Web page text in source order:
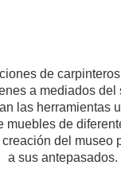
de
a mediados del
las herramientas
muebles de
del museo
a sus antepasados.